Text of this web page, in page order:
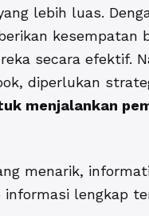
lebih luas.
kesempatan
secara efektif.
diperlukan
menjalankan
menarik,
lengkap